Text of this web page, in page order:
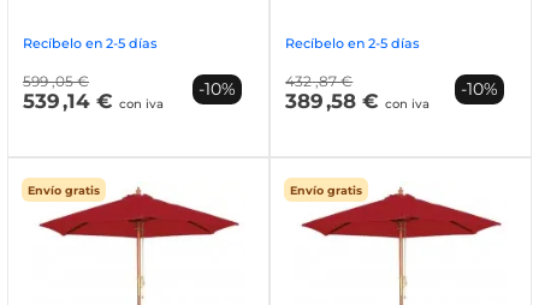
Recíbelo en 2-5 días
599 ,05 €
539,14 € con iva
-10%
Recíbelo en 2-5 días
432 ,87 €
389,58 € con iva
-10%
Envío gratis Envío gratis